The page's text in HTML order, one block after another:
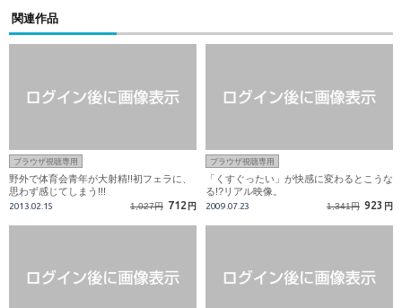
関連作品
ブラウザ視聴専用
野外で体育会青年が大射精!!初フェラに、
思わず感じてしまう!!!
2013.02.15 1,027円 712 円
ブラウザ視聴専用
「くすぐったい」が快感に変わるとこうな
る!?リアル映像。
2009.07.23 1,341円 923 円